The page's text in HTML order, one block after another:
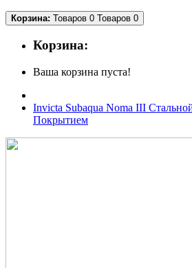
Корзина: Товаров 0 Товаров 0
Корзина:
Ваша корзина пуста!
Invicta Subaqua Noma III
Покрытием